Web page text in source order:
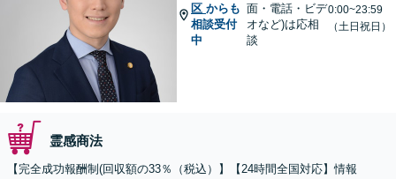
区 からも
相談受付
中
面・電話・ビデ
オなど)は応相
談
0:00~23:59
（土日祝日）
霊感商法
【完全成功報酬制(回収額の33％（税込）】【24時間全国対応】情報